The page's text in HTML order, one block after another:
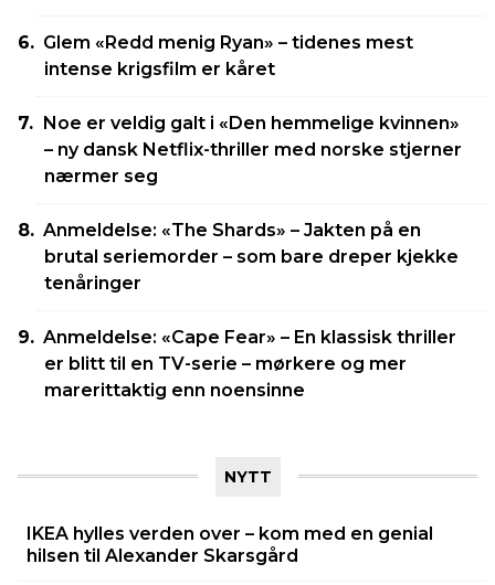
Glem «Redd menig Ryan» – tidenes mest
intense krigsfilm er kåret
Noe er veldig galt i «Den hemmelige kvinnen»
– ny dansk Netflix-thriller med norske stjerner
nærmer seg
Anmeldelse: «The Shards» – Jakten på en
brutal seriemorder – som bare dreper kjekke
tenåringer
Anmeldelse: «Cape Fear» – En klassisk thriller
er blitt til en TV-serie – mørkere og mer
marerittaktig enn noensinne
NYTT
IKEA hylles verden over – kom med en genial
hilsen til Alexander Skarsgård